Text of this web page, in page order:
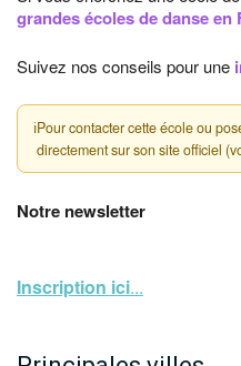
grandes écoles de danse en
Suivez nos conseils pour une
ℹPour contacter cette école ou
directement sur son site officiel
Notre newsletter
Inscription ici...